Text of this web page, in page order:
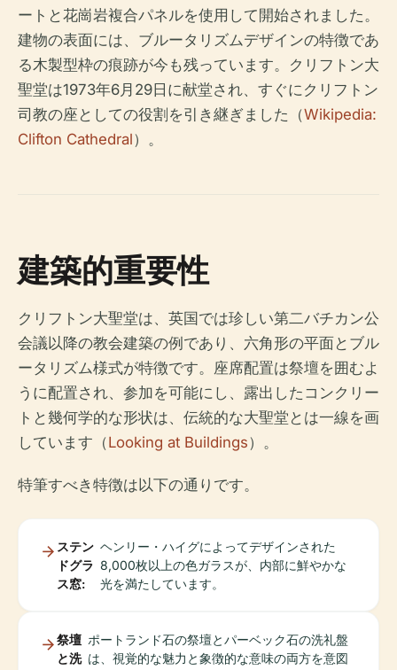
ートと花崗岩複合パネルを使用して開始されました。
建物の表面には、ブルータリズムデザインの特徴であ
る木製型枠の痕跡が今も残っています。クリフトン大
聖堂は1973年6月29日に献堂され、すぐにクリフトン
司教の座としての役割を引き継ぎました（Wikipedia:
Clifton Cathedral）。
建築的重要性
クリフトン大聖堂は、英国では珍しい第二バチカン公
会議以降の教会建築の例であり、六角形の平面とブル
ータリズム様式が特徴です。座席配置は祭壇を囲むよ
うに配置され、参加を可能にし、露出したコンクリー
トと幾何学的な形状は、伝統的な大聖堂とは一線を画
しています（Looking at Buildings）。
特筆すべき特徴は以下の通りです。
ステン
ドグラ
ス窓:
ヘンリー・ハイグによってデザインされた
8,000枚以上の色ガラスが、内部に鮮やかな
光を満たしています。
祭壇
と洗
ポートランド石の祭壇とパーベック石の洗礼盤
は、視覚的な魅力と象徴的な意味の両方を意図